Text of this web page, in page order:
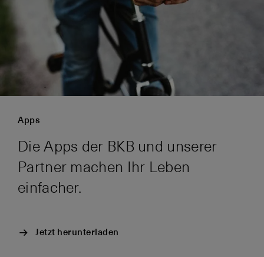
Apps
Die Apps der BKB und unserer
Partner machen Ihr Leben
einfacher.
Jetzt herunterladen